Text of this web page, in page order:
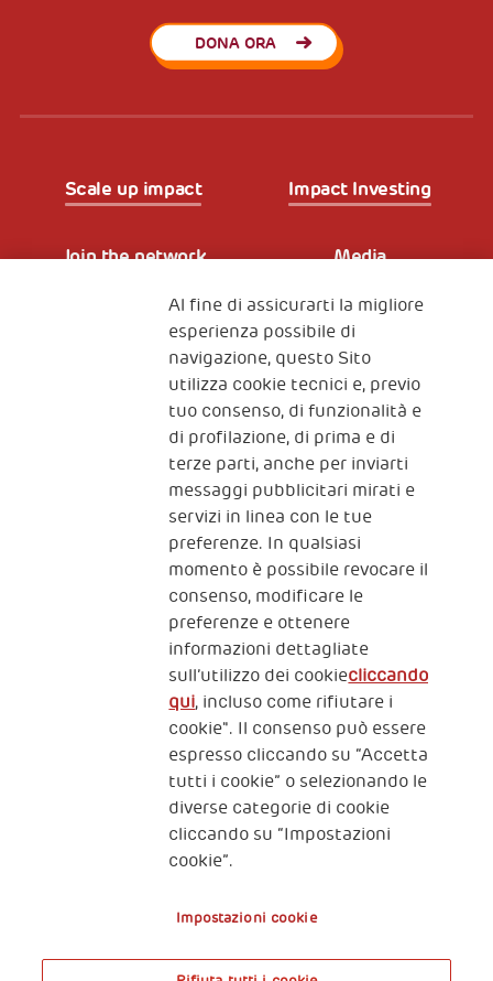
DONA ORA
Scale up impact Impact Investing
Join the network Media
Iscriviti alla newsletter
Fondazione
The Human Safety Net
CONTATTACI
2, Piazza Duca degli Abruzzi 34132
Trieste Italy
Fiscal code (Italy) 90017740326
VAT code 01372940328
Privacy & GDPR Policy cookies
Al fine di assicurarti la migliore
esperienza possibile di
navigazione, questo Sito
utilizza cookie tecnici e, previo
tuo consenso, di funzionalità e
di profilazione, di prima e di
terze parti, anche per inviarti
messaggi pubblicitari mirati e
servizi in linea con le tue
preferenze. In qualsiasi
momento è possibile revocare il
consenso, modificare le
preferenze e ottenere
informazioni dettagliate
sull’utilizzo dei cookiecliccando
qui, incluso come rifiutare i
cookie". Il consenso può essere
espresso cliccando su “Accetta
tutti i cookie” o selezionando le
diverse categorie di cookie
cliccando su “Impostazioni
cookie”.
Impostazioni cookie